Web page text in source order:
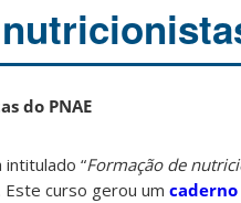
do PNAE
intitulado “Formação de
Este curso gerou um caderno